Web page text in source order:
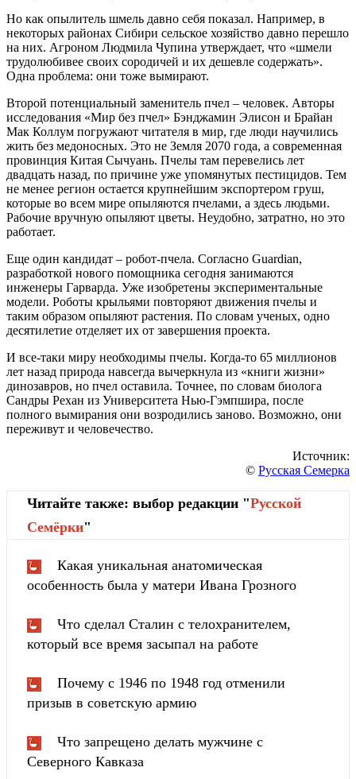
Но как опылитель шмель давно себя показал. Например, в
некоторых районах Сибири сельское хозяйство давно перешло
на них. Агроном Людмила Чупина утверждает, что «шмели
трудолюбивее своих сородичей и их дешевле содержать».
Одна проблема: они тоже вымирают.
Второй потенциальный заменитель пчел – человек. Авторы
исследования «Мир без пчел» Бэнджамин Элисон и Брайан
Мак Коллум погружают читателя в мир, где люди научились
жить без медоносных. Это не Земля 2070 года, а современная
провинция Китая Сычуань. Пчелы там перевелись лет
двадцать назад, по причине уже упомянутых пестицидов. Тем
не менее регион остается крупнейшим экспортером груш,
которые во всем мире опыляются пчелами, а здесь людьми.
Рабочие вручную опыляют цветы. Неудобно, затратно, но это
работает.
Еще один кандидат – робот-пчела. Согласно Guardian,
разработкой нового помощника сегодня занимаются
инженеры Гарварда. Уже изобретены экспериментальные
модели. Роботы крыльями повторяют движения пчелы и
таким образом опыляют растения. По словам ученых, одно
десятилетие отделяет их от завершения проекта.
И все-таки миру необходимы пчелы. Когда-то 65 миллионов
лет назад природа навсегда вычеркнула из «книги жизни»
динозавров, но пчел оставила. Точнее, по словам биолога
Сандры Рехан из Университета Нью-Гэмпшира, после
полного вымирания они возродились заново. Возможно, они
переживут и человечество.
Источник:
© Русская Семерка
Читайте также: выбор редакции "Русской
Cемёрки"
Какая уникальная анатомическая
особенность была у матери Ивана Грозного
Что сделал Сталин с телохранителем,
который все время засыпал на работе
Почему с 1946 по 1948 год отменили
призыв в советскую армию
Что запрещено делать мужчине с
Северного Кавказа